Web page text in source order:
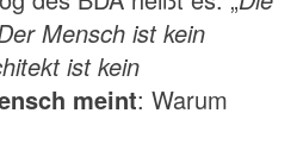
Mensch ist kein
ist kein
meint: Warum